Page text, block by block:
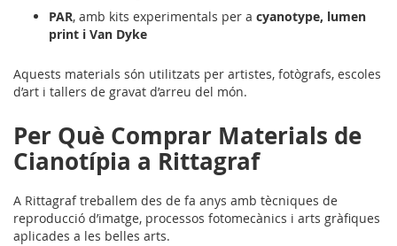
PAR, amb kits experimentals per a cyanotype, lumen
print i Van Dyke
Aquests materials són utilitzats per artistes, fotògrafs, escoles
d’art i tallers de gravat d’arreu del món.
Per Què Comprar Materials de
Cianotípia a Rittagraf
A Rittagraf treballem des de fa anys amb tècniques de
reproducció d’imatge, processos fotomecànics i arts gràfiques
aplicades a les belles arts.